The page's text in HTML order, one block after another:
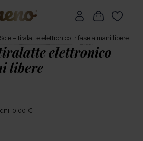
– tiralatte elettronico trifase a mani libere
elettronico
libere
0.00 €